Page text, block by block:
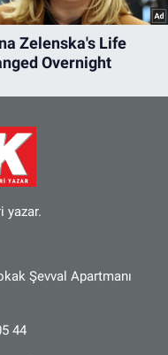
yazar.
Şevval Apartmanı
44